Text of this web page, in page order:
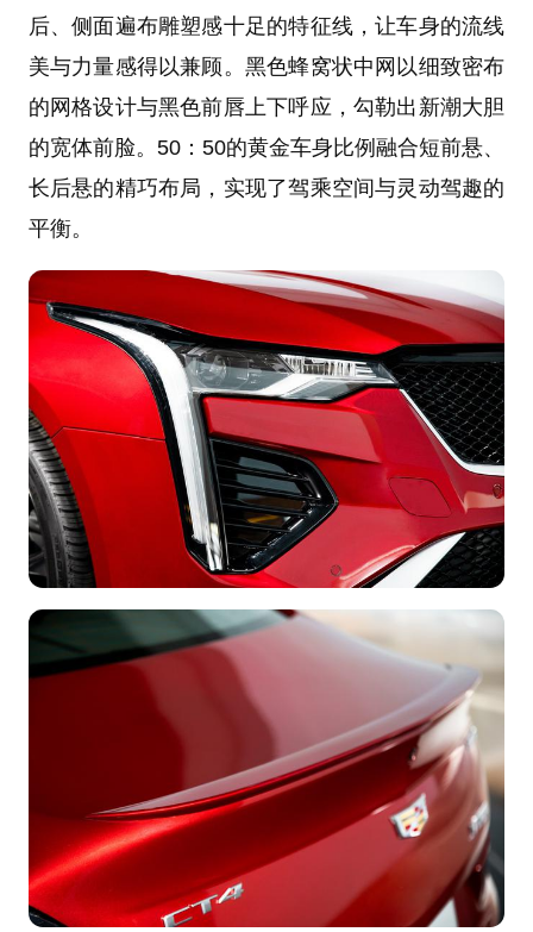
后、侧面遍布雕塑感十足的特征线，让车身的流线
美与力量感得以兼顾。黑色蜂窝状中网以细致密布
的网格设计与黑色前唇上下呼应，勾勒出新潮大胆
的宽体前脸。50：50的黄金车身比例融合短前悬、
长后悬的精巧布局，实现了驾乘空间与灵动驾趣的
平衡。